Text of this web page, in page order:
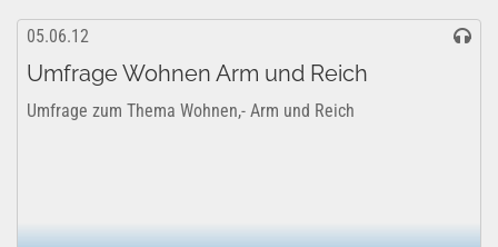
05.06.12
Umfrage Wohnen Arm und Reich
Umfrage zum Thema Wohnen,- Arm und Reich